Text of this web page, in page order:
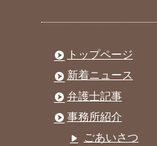
トップページ
新着ニュース
弁護士記事
事務所紹介
ごあいさつ